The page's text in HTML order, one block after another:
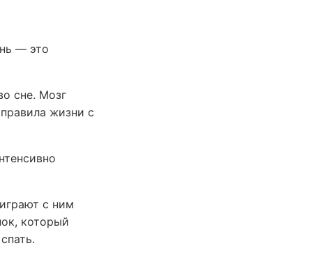
— это
сне. Мозг
жизни с
с ним
который